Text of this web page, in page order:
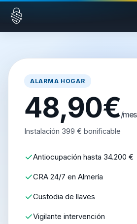
Saltar al contenido
ALARMA HOGAR
48,90€/mes
Instalación 399 € bonificable
Antiocupación hasta 34.200 €
CRA 24/7 en Almería
Custodia de llaves
Vigilante intervención